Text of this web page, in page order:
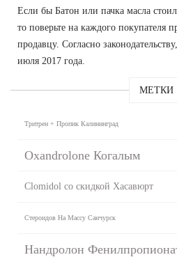
Если бы Батон или пачка масла
то поверьте на каждого покупателя
продавцу. Согласно
июля 2017 года.
МЕТКИ
Тритрен + Пропик Калининград
Oxandrolone Когалым
Clomidol со скидкой Хасавюрт
Стероидов На Массу Санчурск
Нандролон